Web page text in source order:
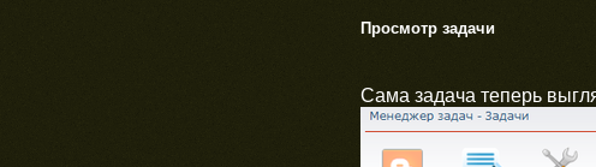
Просмотр задачи
Сама задача теперь